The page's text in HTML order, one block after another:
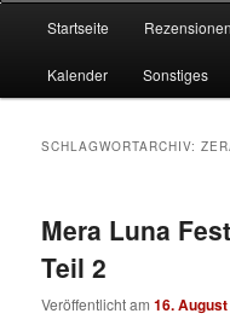
Startseite Rezensionen
Kalender Sonstiges
SCHLAGWORTARCHIV:
Mera Luna
Teil 2
Veröffentlicht am16.